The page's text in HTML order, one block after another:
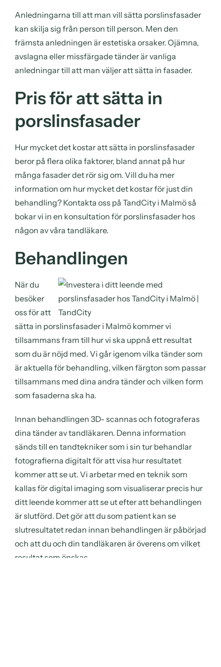
Anledningarna till att man vill sätta porslinsfasader
kan skilja sig från person till person. Men den
främsta anledningen är estetiska orsaker. Ojämna,
avslagna eller missfärgade tänder är vanliga
anledningar till att man väljer att sätta in fasader.
Pris för att sätta in
porslinsfasader
Hur mycket det kostar att sätta in porslinsfasader
beror på flera olika faktorer, bland annat på hur
många fasader det rör sig om. Vill du ha mer
information om hur mycket det kostar för just din
behandling? Kontakta oss på TandCity i Malmö så
bokar vi in en konsultation för porslinsfasader hos
någon av våra tandläkare.
Behandlingen
När du
besöker
oss för att
sätta in porslinsfasader i Malmö kommer vi
tillsammans fram till hur vi ska uppnå ett resultat
som du är nöjd med. Vi går igenom vilka tänder som
är aktuella för behandling, vilken färgton som passar
tillsammans med dina andra tänder och vilken form
som fasaderna ska ha.
Innan behandlingen 3D- scannas och fotograferas
dina tänder av tandläkaren. Denna information
sänds till en tandtekniker som i sin tur behandlar
fotografierna digitalt för att visa hur resultatet
kommer att se ut. Vi arbetar med en teknik som
kallas för digital imaging som visualiserar precis hur
ditt leende kommer att se ut efter att behandlingen
är slutförd. Det gör att du som patient kan se
slutresultatet redan innan behandlingen är påbörjad
och att du och din tandläkaren är överens om vilket
resultat som önskas.